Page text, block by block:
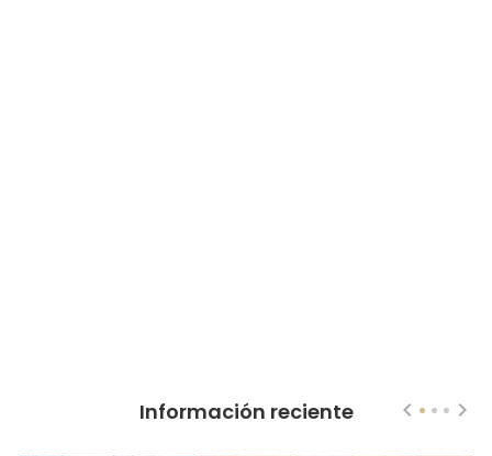
Información reciente